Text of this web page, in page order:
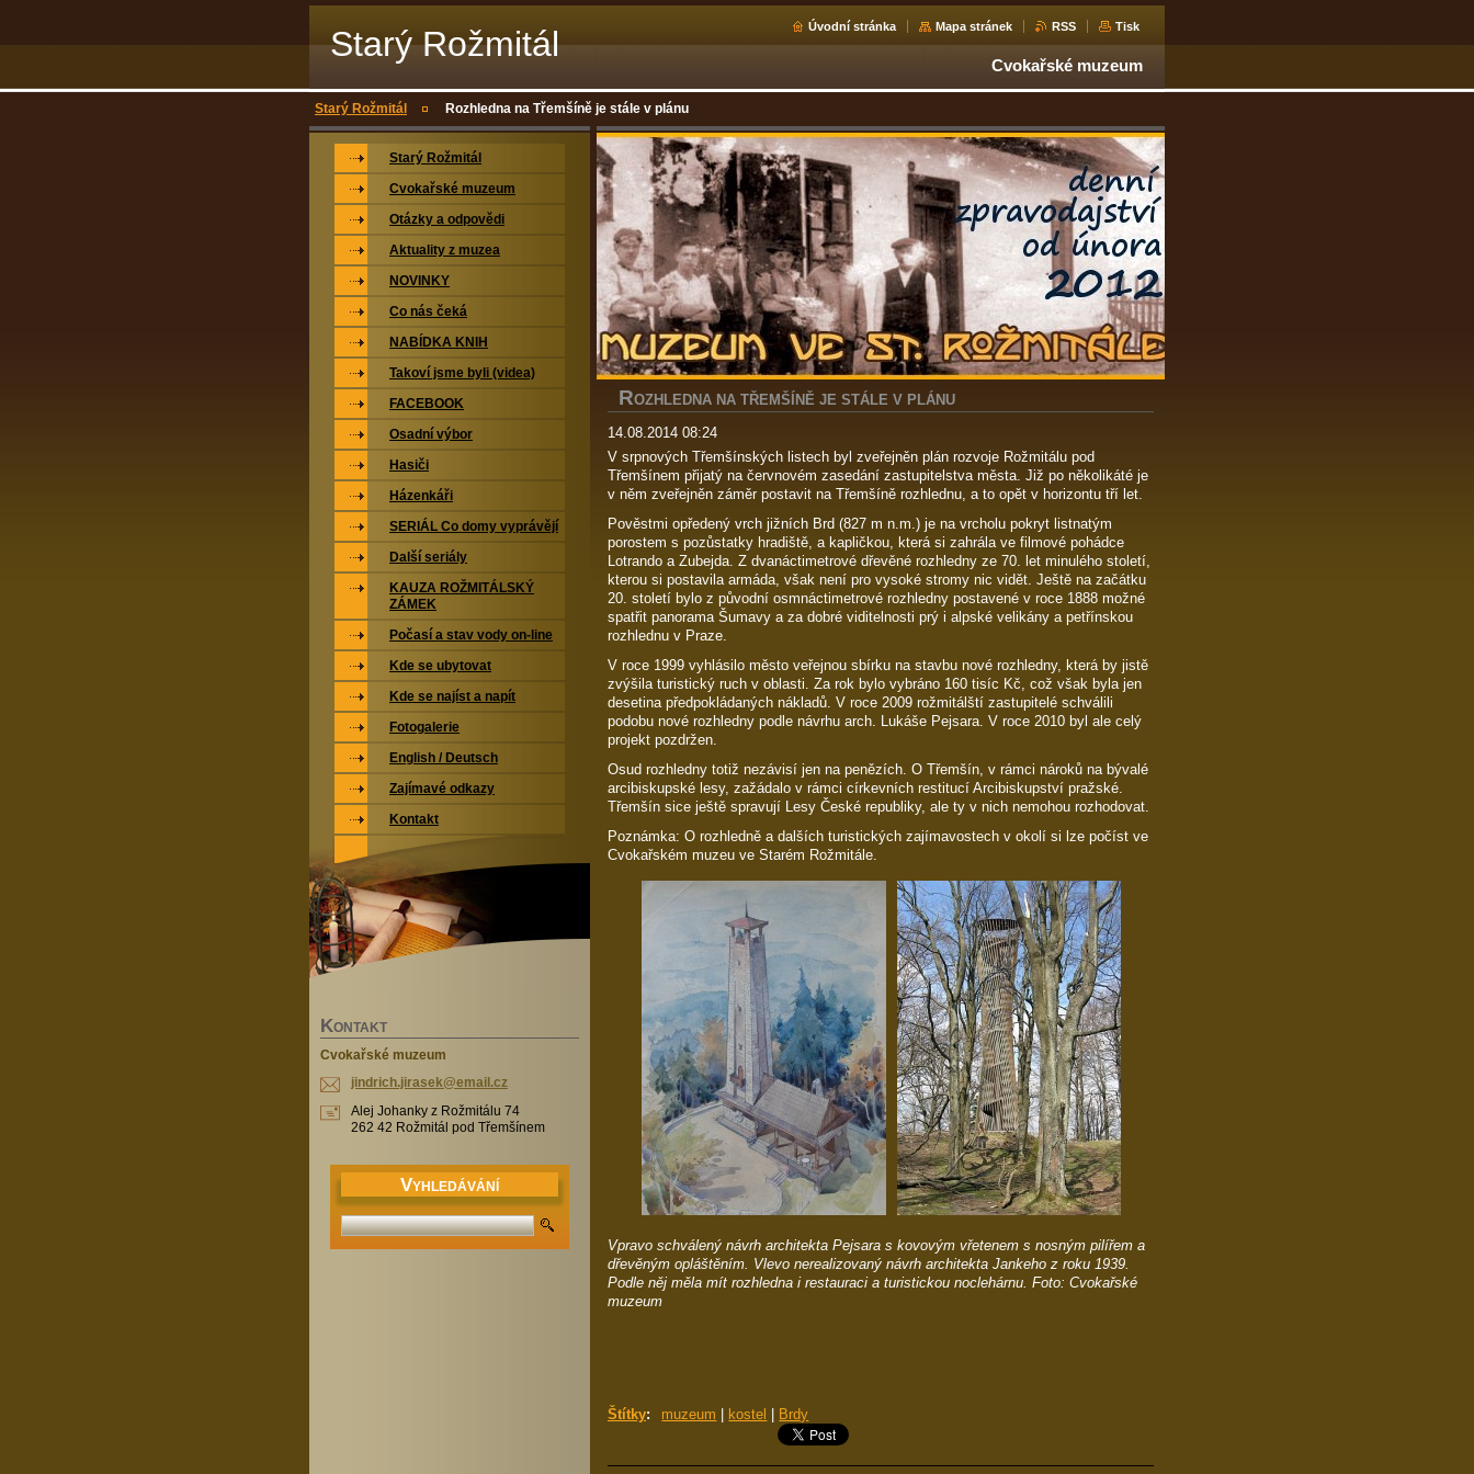
Starý Rožmitál Úvodní stránka Mapa stránek RSS Tisk
Cvokařské muzeum
Starý Rožmitál Rozhledna na Třemšíně je stále v plánu
ROZHLEDNA NA TŘEMŠÍNĚ JE STÁLE V PLÁNU
14.08.2014 08:24
V srpnových Třemšínských listech byl zveřejněn plán rozvoje Rožmitálu pod
Třemšínem přijatý na červnovém zasedání zastupitelstva města. Již po několikáté je
v něm zveřejněn záměr postavit na Třemšíně rozhlednu, a to opět v horizontu tří let.
Pověstmi opředený vrch jižních Brd (827 m n.m.) je na vrcholu pokryt listnatým
porostem s pozůstatky hradiště, a kapličkou, která si zahrála ve filmové pohádce
Lotrando a Zubejda. Z dvanáctimetrové dřevěné rozhledny ze 70. let minulého století,
kterou si postavila armáda, však není pro vysoké stromy nic vidět. Ještě na začátku
20. století bylo z původní osmnáctimetrové rozhledny postavené v roce 1888 možné
spatřit panorama Šumavy a za dobré viditelnosti prý i alpské velikány a petřínskou
rozhlednu v Praze.
V roce 1999 vyhlásilo město veřejnou sbírku na stavbu nové rozhledny, která by jistě
zvýšila turistický ruch v oblasti. Za rok bylo vybráno 160 tisíc Kč, což však byla jen
desetina předpokládaných nákladů. V roce 2009 rožmitálští zastupitelé schválili
podobu nové rozhledny podle návrhu arch. Lukáše Pejsara. V roce 2010 byl ale celý
projekt pozdržen.
Osud rozhledny totiž nezávisí jen na penězích. O Třemšín, v rámci nároků na bývalé
arcibiskupské lesy, zažádalo v rámci církevních restitucí Arcibiskupství pražské.
Třemšín sice ještě spravují Lesy České republiky, ale ty v nich nemohou rozhodovat.
Poznámka: O rozhledně a dalších turistických zajímavostech v okolí si lze počíst ve
Cvokařském muzeu ve Starém Rožmitále.
Vpravo schválený návrh architekta Pejsara s kovovým vřetenem s nosným pilířem a
dřevěným opláštěním. Vlevo nerealizovaný návrh architekta Jankeho z roku 1939.
Podle něj měla mít rozhledna i restauraci a turistickou noclehárnu. Foto: Cvokařské
muzeum
Štítky: muzeum kostel Brdy
Starý Rožmitál
Cvokařské muzeum
Otázky a odpovědi
Aktuality z muzea
NOVINKY
Co nás čeká
NABÍDKA KNIH
Takoví jsme byli (videa)
FACEBOOK
Osadní výbor
Hasiči
Házenkáři
SERIÁL Co domy vyprávějí
Další seriály
KAUZA ROŽMITÁLSKÝ
ZÁMEK
Počasí a stav vody on-line
Kde se ubytovat
Kde se najíst a napít
Fotogalerie
English / Deutsch
Zajímavé odkazy
Kontakt
KONTAKT
Cvokařské muzeum
jindrich.jirasek@email.cz
Alej Johanky z Rožmitálu 74
262 42 Rožmitál pod Třemšínem
VYHLEDÁVÁNÍ